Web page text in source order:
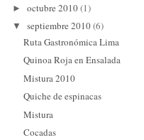
► octubre 2010(1)
▼ septiembre 2010(6)
Ruta Gastronómica Lima
Quinoa Roja en Ensalada
Mistura 2010
Quiche de espinacas
Mistura
Cocadas